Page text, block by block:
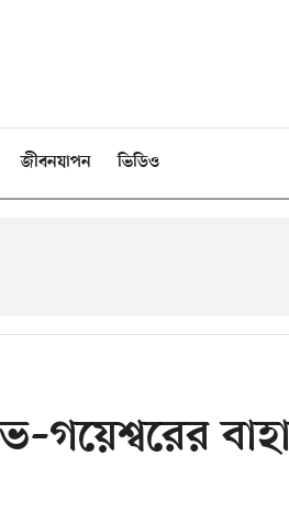
জীবনযাপন ভিডিও